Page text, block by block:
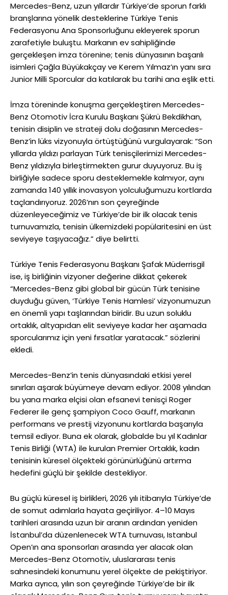
Mercedes-Benz, uzun yıllardır Türkiye’de sporun farklı
branşlarına yönelik desteklerine Türkiye Tenis
Federasyonu Ana Sponsorluğunu ekleyerek sporun
zarafetiyle buluştu. Markanın ev sahipliğinde
gerçekleşen imza törenine; tenis dünyasının başarılı
isimleri Çağla Büyükakçay ve Kerem Yılmaz’ın yanı sıra
Junior Milli Sporcular da katılarak bu tarihi ana eşlik etti.
İmza töreninde konuşma gerçekleştiren Mercedes-
Benz Otomotiv İcra Kurulu Başkanı Şükrü Bekdikhan,
tenisin disiplin ve strateji dolu doğasının Mercedes-
Benz’in lüks vizyonuyla örtüştüğünü vurgulayarak: “Son
yıllarda yıldızı parlayan Türk tenisçilerimizi Mercedes-
Benz yıldızıyla birleştirmekten gurur duyuyoruz. Bu iş
birliğiyle sadece sporu desteklemekle kalmıyor, aynı
zamanda 140 yıllık inovasyon yolculuğumuzu kortlarda
taçlandırıyoruz. 2026’nın son çeyreğinde
düzenleyeceğimiz ve Türkiye’de bir ilk olacak tenis
turnuvamızla, tenisin ülkemizdeki popülaritesini en üst
seviyeye taşıyacağız.” diye belirtti.
Türkiye Tenis Federasyonu Başkanı Şafak Müderrisgil
ise, iş birliğinin vizyoner değerine dikkat çekerek
“Mercedes-Benz gibi global bir gücün Türk tenisine
duyduğu güven, ‘Türkiye Tenis Hamlesi’ vizyonumuzun
en önemli yapı taşlarından biridir. Bu uzun soluklu
ortaklık, altyapıdan elit seviyeye kadar her aşamada
sporcularımız için yeni fırsatlar yaratacak.” sözlerini
ekledi.
Mercedes-Benz’in tenis dünyasındaki etkisi yerel
sınırları aşarak büyümeye devam ediyor. 2008 yılından
bu yana marka elçisi olan efsanevi tenisçi Roger
Federer ile genç şampiyon Coco Gauff, markanın
performans ve prestij vizyonunu kortlarda başarıyla
temsil ediyor. Buna ek olarak, globalde bu yıl Kadınlar
Tenis Birliği (WTA) ile kurulan Premier Ortaklık, kadın
tenisinin küresel ölçekteki görünürlüğünü artırma
hedefini güçlü bir şekilde destekliyor.
Bu güçlü küresel iş birlikleri, 2026 yılı itibarıyla Türkiye’de
de somut adımlarla hayata geçiriliyor. 4–10 Mayıs
tarihleri arasında uzun bir aranın ardından yeniden
İstanbul’da düzenlenecek WTA turnuvası, Istanbul
Open’ın ana sponsorları arasında yer alacak olan
Mercedes-Benz Otomotiv, uluslararası tenis
sahnesindeki konumunu yerel ölçekte de pekiştiriyor.
Marka ayrıca, yılın son çeyreğinde Türkiye’de bir ilk